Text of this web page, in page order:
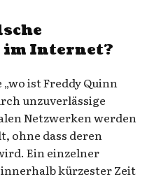
im Internet?
ist Freddy Quinn
unzuverlässige
Netzwerken werden
ohne dass deren
Ein einzelner
kürzester Zeit